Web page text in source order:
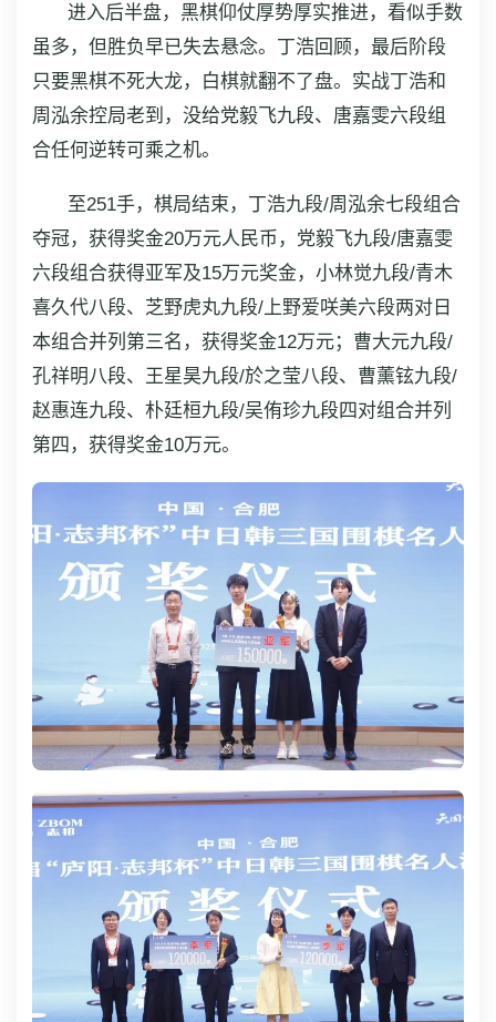
进入后半盘，黑棋仰仗厚势厚实推进，看似手数
虽多，但胜负早已失去悬念。丁浩回顾，最后阶段
只要黑棋不死大龙，白棋就翻不了盘。实战丁浩和
周泓余控局老到，没给党毅飞九段、唐嘉雯六段组
合任何逆转可乘之机。
至251手，棋局结束，丁浩九段/周泓余七段组合
夺冠，获得奖金20万元人民币，党毅飞九段/唐嘉雯
六段组合获得亚军及15万元奖金，小林觉九段/青木
喜久代八段、芝野虎丸九段/上野爱咲美六段两对日
本组合并列第三名，获得奖金12万元；曹大元九段/
孔祥明八段、王星昊九段/於之莹八段、曹薰铉九段/
赵惠连九段、朴廷桓九段/吴侑珍九段四对组合并列
第四，获得奖金10万元。